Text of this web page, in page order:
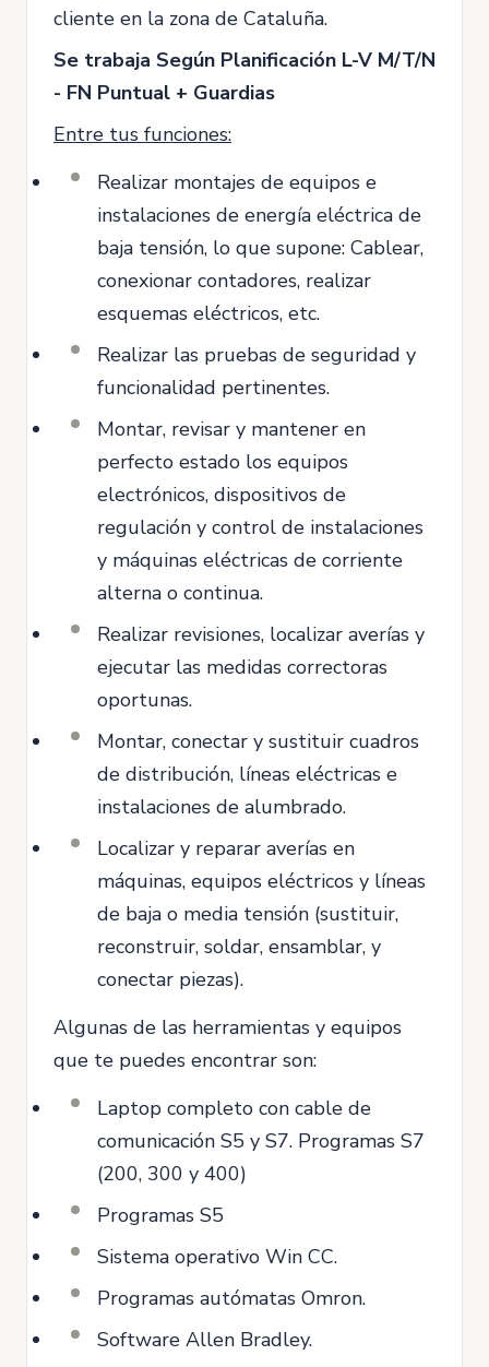
cliente en la zona de Cataluña.
Se trabaja Según Planificación L-V M/T/N
- FN Puntual + Guardias
Entre tus funciones:
Realizar montajes de equipos e
instalaciones de energía eléctrica de
baja tensión, lo que supone: Cablear,
conexionar contadores, realizar
esquemas eléctricos, etc.
Realizar las pruebas de seguridad y
funcionalidad pertinentes.
Montar, revisar y mantener en
perfecto estado los equipos
electrónicos, dispositivos de
regulación y control de instalaciones
y máquinas eléctricas de corriente
alterna o continua.
Realizar revisiones, localizar averías y
ejecutar las medidas correctoras
oportunas.
Montar, conectar y sustituir cuadros
de distribución, líneas eléctricas e
instalaciones de alumbrado.
Localizar y reparar averías en
máquinas, equipos eléctricos y líneas
de baja o media tensión (sustituir,
reconstruir, soldar, ensamblar, y
conectar piezas).
Algunas de las herramientas y equipos
que te puedes encontrar son:
Laptop completo con cable de
comunicación S5 y S7. Programas S7
(200, 300 y 400)
Programas S5
Sistema operativo Win CC.
Programas autómatas Omron.
Software Allen Bradley.